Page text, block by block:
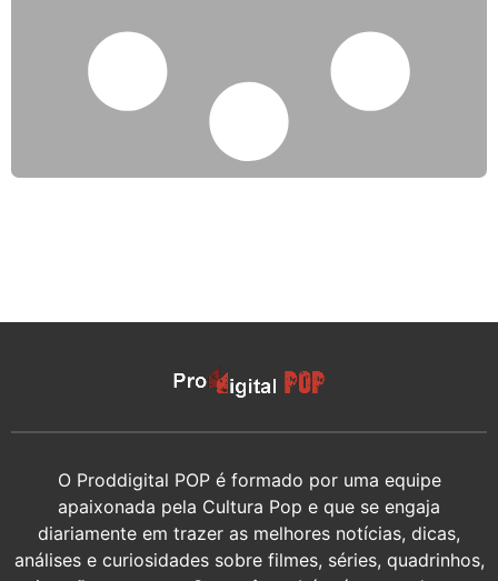
O Proddigital POP é formado por uma equipe
apaixonada pela Cultura Pop e que se engaja
diariamente em trazer as melhores notícias, dicas,
análises e curiosidades sobre filmes, séries, quadrinhos,